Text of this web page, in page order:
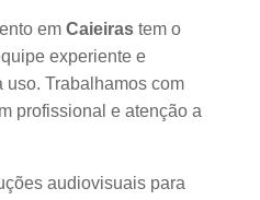
em Caieiras tem o
experiente e
uso. Trabalhamos com
profissional e atenção a
audiovisuais para